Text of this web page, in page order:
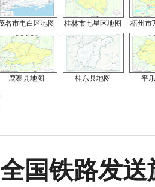
名市电白区地图 桂林市七星区地图 梧州市
鹿寨县地图 桂东县地图 平
国铁路发